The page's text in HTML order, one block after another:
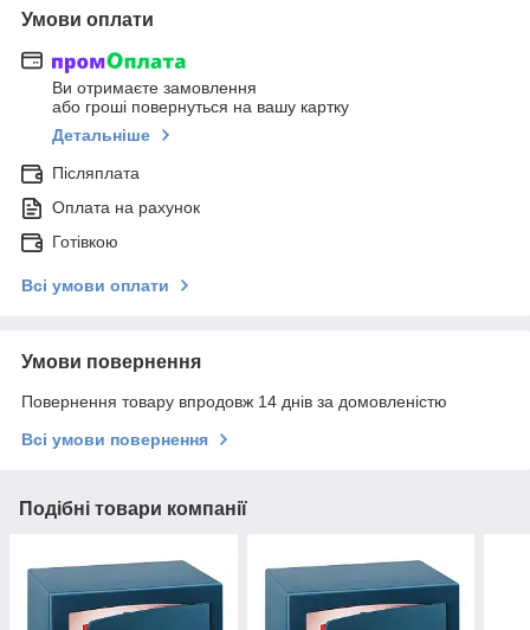
Умови оплати
Ви отримаєте замовлення
або гроші повернуться на вашу картку
Детальніше
Післяплата
Оплата на рахунок
Готівкою
Всі умови оплати
Умови повернення
Повернення товару впродовж 14 днів за домовленістю
Всі умови повернення
Подібні товари компанії